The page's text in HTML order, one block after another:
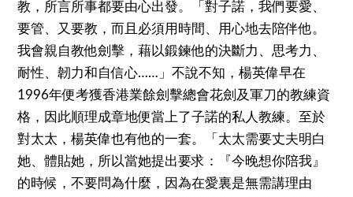
教，所言所事都要由心出發。「對子諾，我們要愛、
要管、又要教，而且必須用時間、用心地去陪伴他。
我會親自教他劍擊，藉以鍛鍊他的決斷力、思考力、
耐性、韌力和自信心……」不說不知，楊英偉早在
1996年便考獲香港業餘劍擊總會花劍及軍刀的教練資
格，因此順理成章地便當上了子諾的私人教練。至於
對太太，楊英偉也有他的一套。「太太需要丈夫明白
她、體貼她，所以當她提出要求：『今晚想你陪我』
的時候，不要問為什麼，因為在愛裏是無需講理由